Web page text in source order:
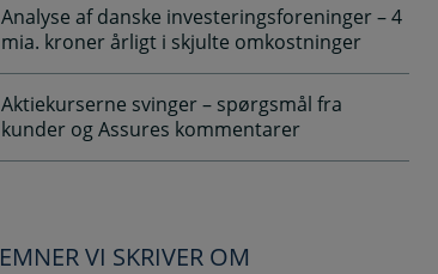
Analyse af danske investeringsforeninger – 4
mia. kroner årligt i skjulte omkostninger
Aktiekurserne svinger – spørgsmål fra
kunder og Assures kommentarer
EMNER VI SKRIVER OM